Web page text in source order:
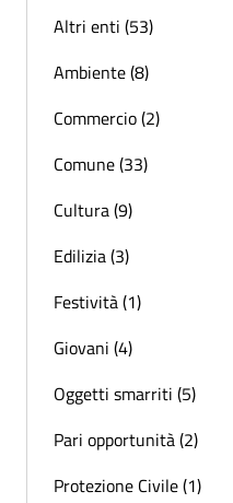
Altri enti (53)
Ambiente (8)
Commercio (2)
Comune (33)
Cultura (9)
Edilizia (3)
Festività (1)
Giovani (4)
Oggetti smarriti (5)
Pari opportunità (2)
Protezione Civile (1)